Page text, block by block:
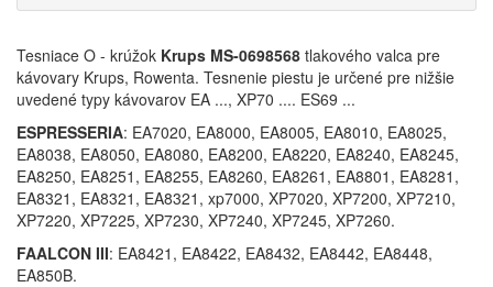
Tesniace O - krúžok Krups MS-0698568 tlakového valca pre
kávovary Krups, Rowenta. Tesnenie piestu je určené pre nižšie
uvedené typy kávovarov EA ..., XP70 .... ES69 ...
ESPRESSERIA: EA7020, EA8000, EA8005, EA8010, EA8025,
EA8038, EA8050, EA8080, EA8200, EA8220, EA8240, EA8245,
EA8250, EA8251, EA8255, EA8260, EA8261, EA8801, EA8281,
EA8321, EA8321, EA8321, xp7000, XP7020, XP7200, XP7210,
XP7220, XP7225, XP7230, XP7240, XP7245, XP7260.
FAALCON III: EA8421, EA8422, EA8432, EA8442, EA8448,
EA850B.